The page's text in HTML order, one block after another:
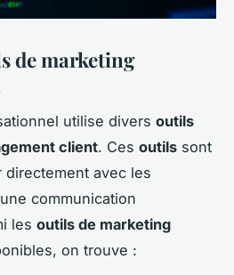
de marketing
utilise divers outils
client. Ces outils sont
avec les
communication
les outils de marketing
on trouve :